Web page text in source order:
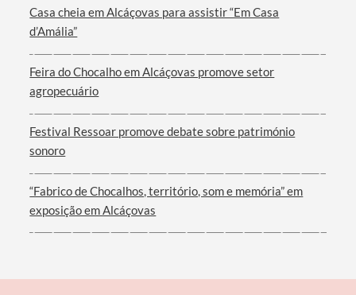
Casa cheia em Alcáçovas para assistir “Em Casa
d’Amália”
Feira do Chocalho em Alcáçovas promove setor
agropecuário
Festival Ressoar promove debate sobre património
sonoro
“Fabrico de Chocalhos, território, som e memória” em
exposição em Alcáçovas